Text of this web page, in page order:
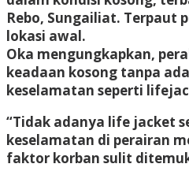
Rebo, Sungailiat. Terpaut
lokasi awal.
Oka mengungkapkan,
keadaan kosong tanpa
keselamatan seperti
“Tidak adanya life jacket
keselamatan di perairan
faktor korban sulit